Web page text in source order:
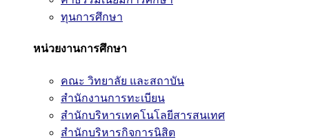
ทุนการศึกษา
หน่วยงานการศึกษา
คณะ วิทยาลัย และสถาบัน
สำนักงานการทะเบียน
สำนักบริหารเทคโนโลยีสารสนเทศ
สำนักบริหารกิจการนิสิต